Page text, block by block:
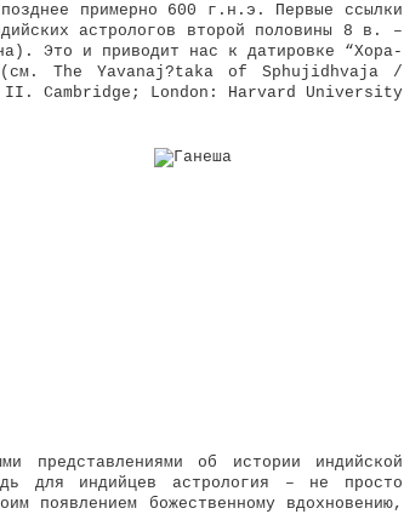
примерно 600 г.н.э. Первые ссылки
астрологов второй половины 8 в. –
Это и приводит нас к датировке “Хора-
(см. The Yavanaj?taka of Sphujidhvaja /
Cambridge; London: Harvard University
представлениями об истории индийской
для индийцев астрология – не просто
появлением божественному вдохновению,